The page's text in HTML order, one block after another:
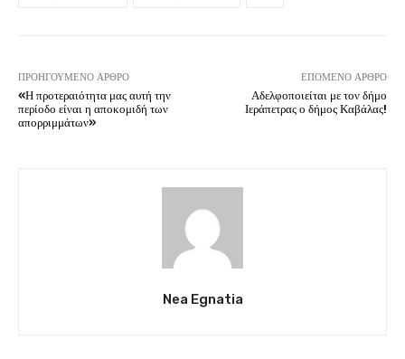
ΠΡΟΗΓΟΎΜΕΝΟ ΆΡΘΡΟ
«Η προτεραιότητα μας αυτή την
περίοδο είναι η αποκομιδή των
απορριμμάτων»
ΕΠΌΜΕΝΟ ΆΡΘΡΟ
Αδελφοποιείται με τον δήμο
Ιεράπετρας ο δήμος Καβάλας!
Nea Egnatia